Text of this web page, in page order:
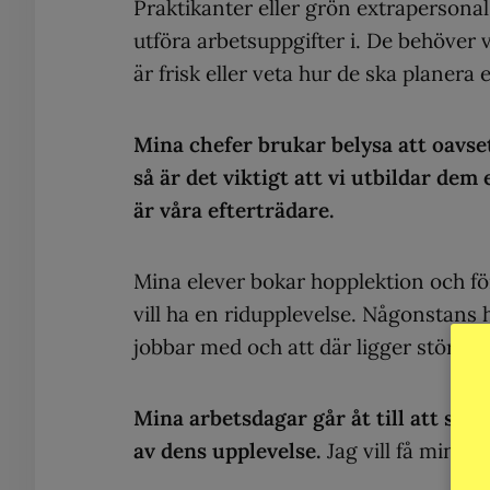
Praktikanter eller grön
utföra arbetsuppgifter i. De behöver
är frisk eller veta hur de ska planera
Mina chefer brukar belysa att
så är det viktigt att vi utbildar dem
är våra efterträdare.
Mina elever bokar hopplektion och
vill ha en ridupplevelse.
jobbar med och att där ligger största
Mina arbetsdagar går åt till att se
av dens upplevelse. Jag vill få mina